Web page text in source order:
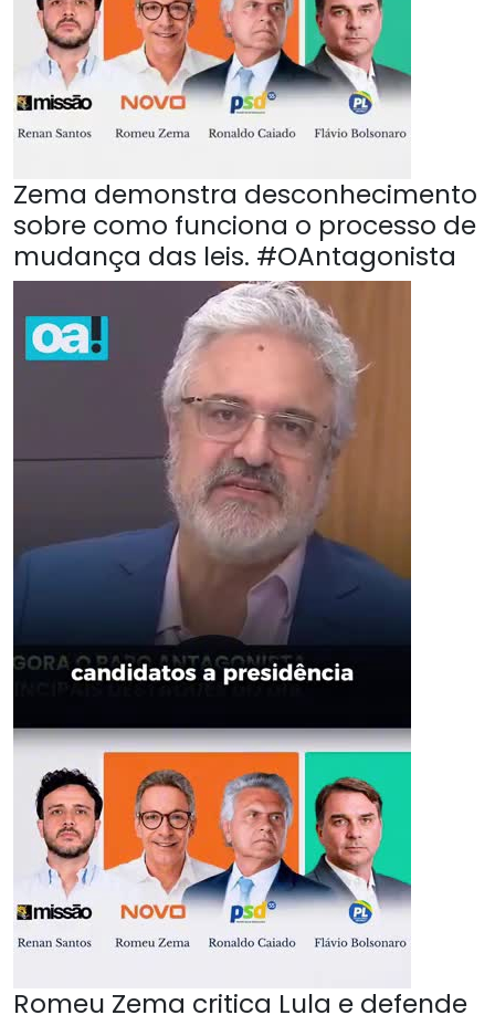
Zema demonstra desconhecimento
sobre como funciona o processo de
mudança das leis. #OAntagonista
Romeu Zema critica Lula e defende